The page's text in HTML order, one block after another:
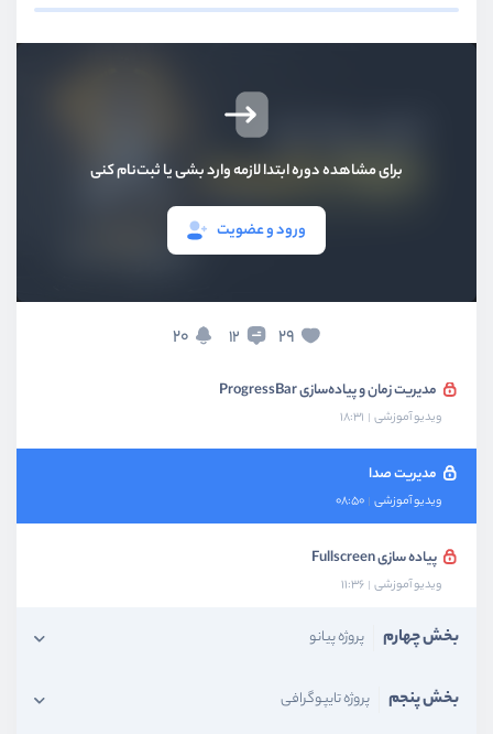
برای مشاهده دوره ابتدا لازمه وارد بشی یا ثبت‌نام کنی
ورود و عضویت
29
12
20
بخش دوم
ویدیو آموزشی 01:46
اجرا و مدیریت وضعیت ویدیو پلیر
مدیریت زمان و پیاده‌سازی ProgressBar
ویدیو آموزشی 18:31
مدیریت صدا
ویدیو آموزشی 08:50
پیاده سازی Fullscreen
ویدیو آموزشی 11:36
بخش چهارم پروژه پیانو
بخش پنجم پروژه تایپوگرافی